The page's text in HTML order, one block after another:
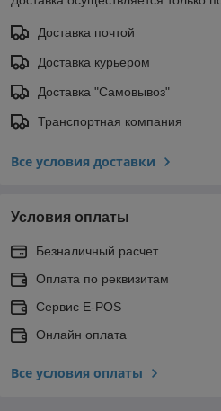
Доставка почтой
Доставка курьером
Доставка "Самовывоз"
Транспортная компания
Все условия доставки
Условия оплаты
Безналичный расчет
Оплата по реквизитам
Сервис E-POS
Онлайн оплата
Все условия оплаты